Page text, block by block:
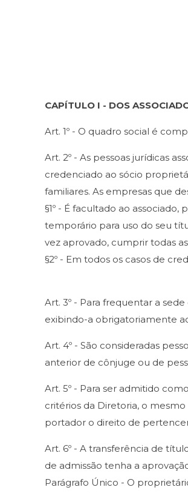
CAPÍTULO I - DOS
Art. 1º - O quadro social é
Art. 2º - As pessoas jurídicas
credenciado ao sócio
familiares. As empresas que
§1º - É facultado ao
temporário para uso do seu
vez aprovado, cumprir todas
§2º - Em todos os casos de
Art. 3º - Para frequentar a
exibindo-a obrigatoriamente
Art. 4º - São consideradas
anterior de cônjuge ou de
Art. 5º - Para ser admitido
critérios da Diretoria, o
portador o direito de
Art. 6º - A transferência de
de admissão tenha a
Parágrafo Único - O